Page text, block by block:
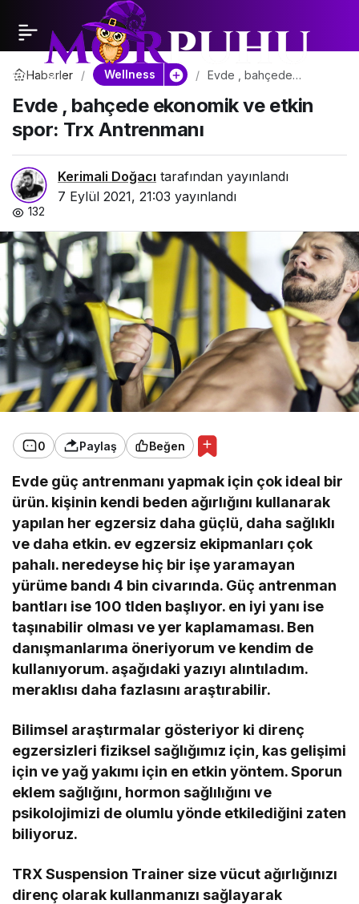
Haberler Wellness
Evde , bahçede
Trx Antrenmanı
Evde , bahçede ekonomik ve etkin
spor: Trx Antrenmanı
Kerimali Doğacı tarafından yayınlandı
7 Eylül 2021, 21:03 yayınlandı
132
0 Paylaş Beğen
Evde güç antrenmanı yapmak için çok ideal bir
ürün. kişinin kendi beden ağırlığını kullanarak
yapılan her egzersiz daha güçlü, daha sağlıklı
ve daha etkin. ev egzersiz ekipmanları çok
pahalı. neredeyse hiç bir işe yaramayan
yürüme bandı 4 bin civarında. Güç antrenman
bantları ise 100 tlden başlıyor. en iyi yanı ise
taşınabilir olması ve yer kaplamaması. Ben
danışmanlarıma öneriyorum ve kendim de
kullanıyorum. aşağıdaki yazıyı alıntıladım.
meraklısı daha fazlasını araştırabilir.
Bilimsel araştırmalar gösteriyor ki direnç
egzersizleri fiziksel sağlığımız için, kas gelişimi
için ve yağ yakımı için en etkin yöntem. Sporun
eklem sağlığını, hormon sağlılığını ve
psikolojimizi de olumlu yönde etkilediğini zaten
biliyoruz.
TRX Suspension Trainer size vücut ağırlığınızı
direnç olarak kullanmanızı sağlayarak